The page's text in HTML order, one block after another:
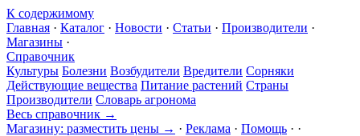
К содержимому
Главная · Каталог · Новости · Статьи · Производители ·
Магазины ·
Справочник
Культуры Болезни Возбудители Вредители Сорняки
Действующие вещества Питание растений Страны
Производители Словарь агронома
Весь справочник →
Магазину: разместить цены → · Реклама · Помощь · ·